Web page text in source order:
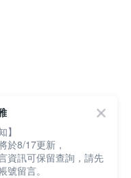
】
於8/17更新，
資訊可保留查詢，請先
號留言。